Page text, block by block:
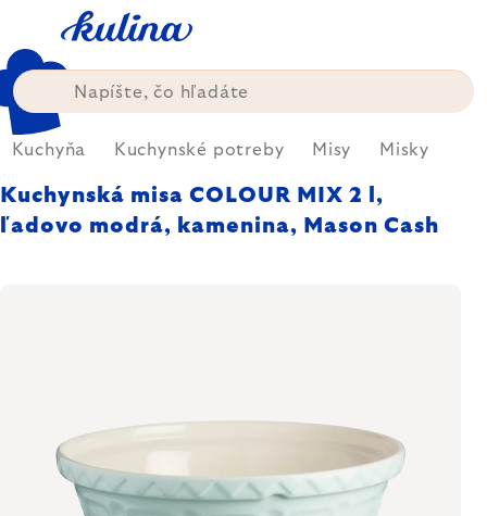
obsah
Kuchyňa Kuchynské potreby Misy Misky
Kuchynská misa COLOUR MIX 2 l,
ľadovo modrá, kamenina, Mason Cash